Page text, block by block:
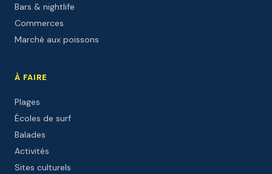
Bars & nightlife
Commerces
Marché aux poissons
À FAIRE
Plages
Écoles de surf
Balades
Activités
Sites culturels